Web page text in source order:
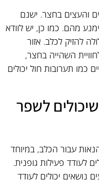
והעצים בחצר. ישנם
מהם. כמו כן, יש לוודא
להזיק לכלב. אזור
השהייה בחצר,
כמו תערובות חול יכולים
לשפר
עבור הכלב, במיוחד
לעודד פעילות גופנית.
נושאים יכולים לעודד